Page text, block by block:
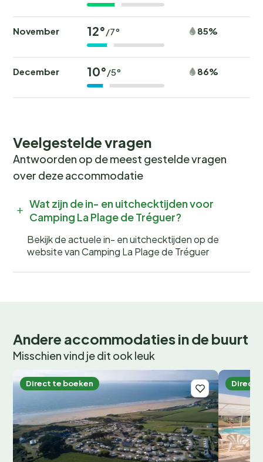
Een perfecte dag vanuit de camping? Begin met een
ochtendwandeling langs het strand, gevolgd door een
bezoek aan een van de nabijgelegen dorpen voor een
authentieke Bretonse lunch. Sluit de dag af met een
kampvuuravond op de camping, waar je onder de
sterrenhemel kunt genieten van de rust en
Boek nu jouw onvergetelijke
vakantie
vogels en de geur van verse broodjes? Boek nu jouw
plek bijCamping La Plage de Tréguer
onvergetelijke kampeervakantie! Wees er snel bij, want
de populaire periodes zijn snel volgeboekt.
November 12°/7° 85%
December 10°/5° 86%
Veelgestelde vragen
Antwoorden op de meest gestelde vragen
over deze accommodatie
Wat zijn de in- en uitchecktijden voor
Camping La Plage de Tréguer?
Bekijk de actuele in- en uitchecktijden op de
website van Camping La Plage de Tréguer
Andere accommodaties in de buurt
Misschien vind je dit ook leuk
Direct te boeken Direct